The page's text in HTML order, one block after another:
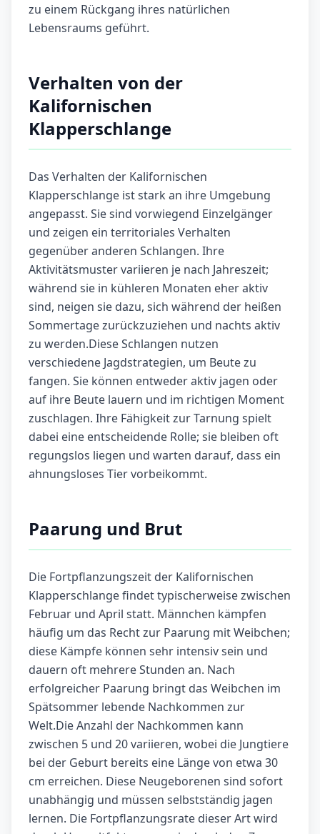
zu einem Rückgang ihres natürlichen
Lebensraums geführt.
Verhalten von der
Kalifornischen
Klapperschlange
Das Verhalten der Kalifornischen
Klapperschlange ist stark an ihre Umgebung
angepasst. Sie sind vorwiegend Einzelgänger
und zeigen ein territoriales Verhalten
gegenüber anderen Schlangen. Ihre
Aktivitätsmuster variieren je nach Jahreszeit;
während sie in kühleren Monaten eher aktiv
sind, neigen sie dazu, sich während der heißen
Sommertage zurückzuziehen und nachts aktiv
zu werden.Diese Schlangen nutzen
verschiedene Jagdstrategien, um Beute zu
fangen. Sie können entweder aktiv jagen oder
auf ihre Beute lauern und im richtigen Moment
zuschlagen. Ihre Fähigkeit zur Tarnung spielt
dabei eine entscheidende Rolle; sie bleiben oft
regungslos liegen und warten darauf, dass ein
ahnungsloses Tier vorbeikommt.
Paarung und Brut
Die Fortpflanzungszeit der Kalifornischen
Klapperschlange findet typischerweise zwischen
Februar und April statt. Männchen kämpfen
häufig um das Recht zur Paarung mit Weibchen;
diese Kämpfe können sehr intensiv sein und
dauern oft mehrere Stunden an. Nach
erfolgreicher Paarung bringt das Weibchen im
Spätsommer lebende Nachkommen zur
Welt.Die Anzahl der Nachkommen kann
zwischen 5 und 20 variieren, wobei die Jungtiere
bei der Geburt bereits eine Länge von etwa 30
cm erreichen. Diese Neugeborenen sind sofort
unabhängig und müssen selbstständig jagen
lernen. Die Fortpflanzungsrate dieser Art wird